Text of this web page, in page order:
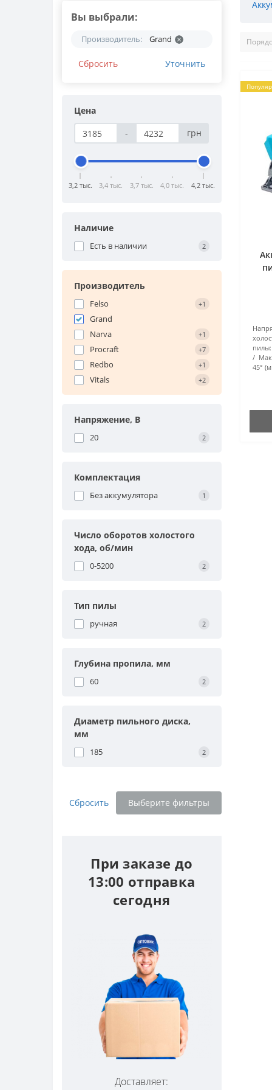
Вы выбрали:
Производитель: Grand
Сбросить Уточнить
Цена
-
грн
3,2 тыс. 3,4 тыс. 3,7 тыс. 4,0 тыс. 4,2 тыс.
Наличие
Есть в наличии 2
Производитель
Felso +1
Grand
Narva
+1
Procraft +7
Redbo +1
Vitals +2
Напряжение, В
20 2
Комплектация
Без аккумулятора 1
Число оборотов холостого
хода, об/мин
0-5200 2
Тип пилы
ручная 2
Глубина пропила, мм
60 2
Диаметр пильного диска,
мм
185 2
Сбросить Выберите фильтры
При заказе до
13:00 отправка
сегодня
Доставляет:
пилы:
45°